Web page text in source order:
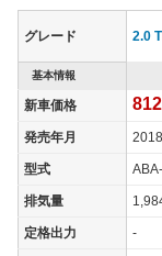
グレード 2.0
基本情報
新車価格 812
発売年月
型式
排気量
定格出力 -